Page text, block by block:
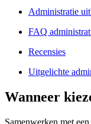
Administratie
FAQ
Recensies
Uitgelichte
Wanneer